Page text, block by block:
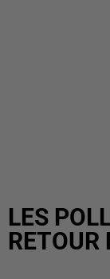
LES
RETOUR